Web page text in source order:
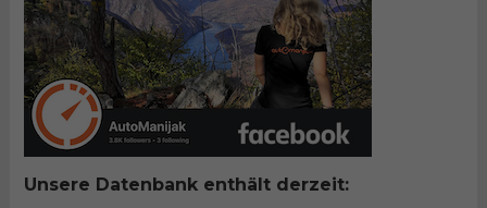
Unsere Datenbank enthält derzeit: